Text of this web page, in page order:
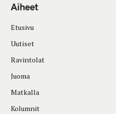
Aiheet
Etusivu
Uutiset
Ravintolat
Juoma
Matkalla
Kolumnit